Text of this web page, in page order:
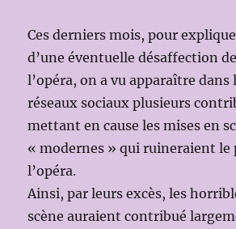
Ces derniers mois, pour
d’une éventuelle désaffection
l’opéra, on a vu apparaître dans
réseaux sociaux plusieurs
mettant en cause les mises en
« modernes » qui ruineraient le
l’opéra.
Ainsi, par leurs excès, les
scène auraient contribué